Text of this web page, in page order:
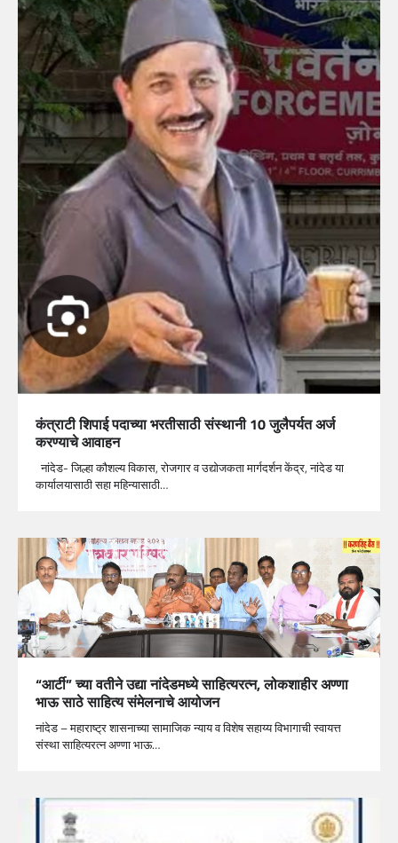
कंत्राटी शिपाई पदाच्या भरतीसाठी संस्थानी 10 जुलैपर्यत अर्ज
करण्याचे आवाहन
नांदेड- जिल्हा कौशल्य विकास, रोजगार व उद्योजकता मार्गदर्शन केंद्र, नांदेड या
कार्यालयासाठी सहा महिन्यासाठी…
“आर्टी” च्या वतीने उद्या नांदेडमध्ये साहित्यरत्न, लोकशाहीर अण्णा
भाऊ साठे साहित्य संमेलनाचे आयोजन
नांदेड – महाराष्ट्र शासनाच्या सामाजिक न्याय व विशेष सहाय्य विभागाची स्वायत्त
संस्था साहित्यरत्न अण्णा भाऊ…